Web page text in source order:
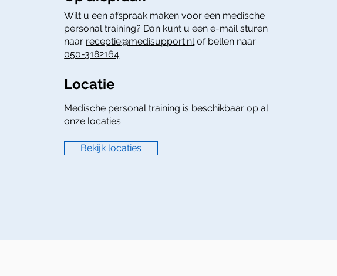
Wilt u een afspraak maken voor een medische
personal training? Dan kunt u een e-mail sturen
naar receptie@medisupport.nlof bellen naar
050-3182164.
Locatie
Medische personal training is beschikbaar op al
onze locaties.
Bekijk locaties